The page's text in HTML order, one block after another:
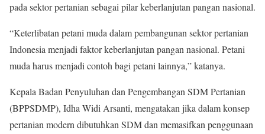
pada sektor pertanian sebagai pilar keberlanjutan pangan nasional.
“Keterlibatan petani muda dalam pembangunan sektor pertanian
Indonesia menjadi faktor keberlanjutan pangan nasional. Petani
muda harus menjadi contoh bagi petani lainnya,” katanya.
Kepala Badan Penyuluhan dan Pengembangan SDM Pertanian
(BPPSDMP), Idha Widi Arsanti, mengatakan jika dalam konsep
pertanian modern dibutuhkan SDM dan memasifkan penggunaan